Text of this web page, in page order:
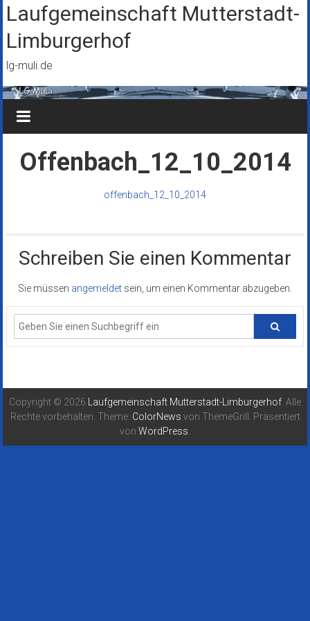
Zum
Inhalt
springen
Laufgemeinschaft Mutterstadt-
Limburgerhof
lg-muli.de
Offenbach_12_10_2014
offenbach_12_10_2014
Schreiben Sie einen Kommentar
Sie müssen angemeldet sein, um einen Kommentar abzugeben.
Copyright © 2026 Laufgemeinschaft Mutterstadt-Limburgerhof . Alle
Rechte vorbehalten. Theme: ColorNews von ThemeGrill. Präsentiert
von WordPress